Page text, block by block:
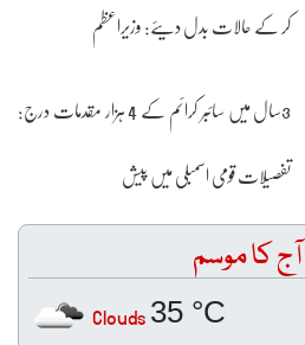
کر کے حالات بدل دیئے: وزیراعظم
3سال میں سائبر کرائم کے 4 ہزار مقدمات درج:
تفصیلات قومی اسمبلی میں پیش
آج کا موسم
35 °C
Clouds